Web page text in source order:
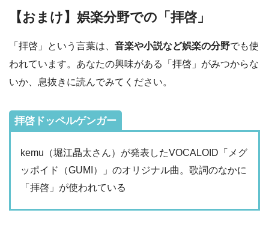
【おまけ】娯楽分野での「拝啓」
「拝啓」という言葉は、 音楽や小説など娯楽の分野でも使
われています。あなたの興味がある「拝啓」がみつからな
いか、息抜きに読んでみてください。
拝啓ドッペルゲンガー
kemu（堀江晶太さん）が発表したVOCALOID「メグ
ッポイド（GUMI）」のオリジナル曲。歌詞のなかに
「拝啓」が使われている